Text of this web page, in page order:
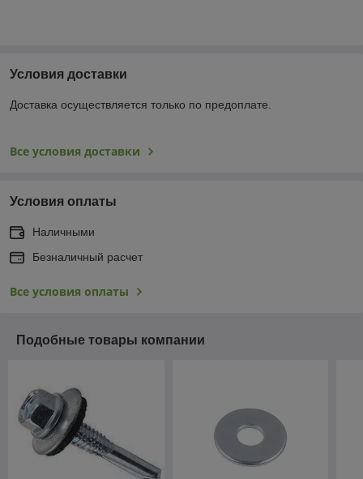
Условия доставки
Доставка осуществляется только по предоплате.
Все условия доставки
Условия оплаты
Наличными
Безналичный расчет
Все условия оплаты
Подобные товары компании